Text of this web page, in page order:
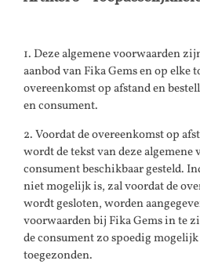
1. Deze algemene voorwaarden
aanbod van Fika Gems en op elke
overeenkomst op afstand en
en consument.
2. Voordat de overeenkomst op
wordt de tekst van deze algemene
consument beschikbaar gesteld.
niet mogelijk is, zal voordat de
wordt gesloten, worden
voorwaarden bij Fika Gems in te
de consument zo spoedig
toegezonden.